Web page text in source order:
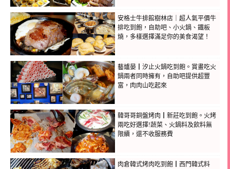
安格士牛排館樹林店｜超人氣平價牛
排吃到飽，自助吧、小火鍋、鐵板
燒，多樣選擇滿足你的美食渴望！
藝爐晏┃汐止火鍋吃到飽。賞畫吃火
鍋兩者同時擁有，自助吧提供超豐
富，肉肉山吃起來
韓哥哥銅盤烤肉┃新莊吃到飽。火烤
兩吃好選擇!蔬菜、火鍋料及飲料無
限續，還不收服務費
肉倉韓式烤肉吃到飽┃西門韓式料